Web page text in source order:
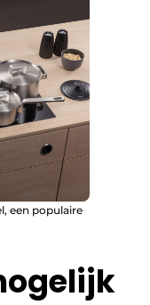
een populaire